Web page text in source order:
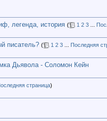
легенда, история ( 1 2 3
писатель? ( 1 2 3
Последняя
Дьявола - Соломон Кейн
страница)